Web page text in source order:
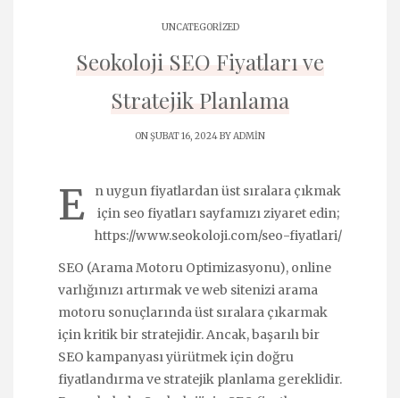
UNCATEGORIZED
Seokoloji SEO Fiyatları ve
Stratejik Planlama
ON ŞUBAT 16, 2024 BYADMIN
E
n uygun fiyatlardan üst sıralara çıkmak
için seo fiyatlarısayfamızı ziyaret edin;
https://www.seokoloji.com/seo-fiyatlari/
SEO (Arama Motoru Optimizasyonu), online
varlığınızı artırmak ve web sitenizi arama
motoru sonuçlarında üst sıralara çıkarmak
için kritik bir stratejidir. Ancak, başarılı bir
SEO kampanyası yürütmek için doğru
fiyatlandırma ve stratejik planlama gereklidir.